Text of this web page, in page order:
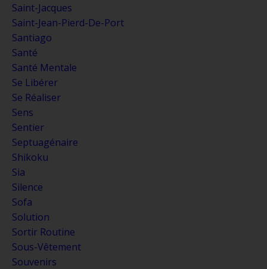
Saint-Jacques
Saint-Jean-Pierd-De-Port
Santiago
Santé
Santé Mentale
Se Libérer
Se Réaliser
Sens
Sentier
Septuagénaire
Shikoku
Sia
Silence
Sofa
Solution
Sortir Routine
Sous-Vêtement
Souvenirs